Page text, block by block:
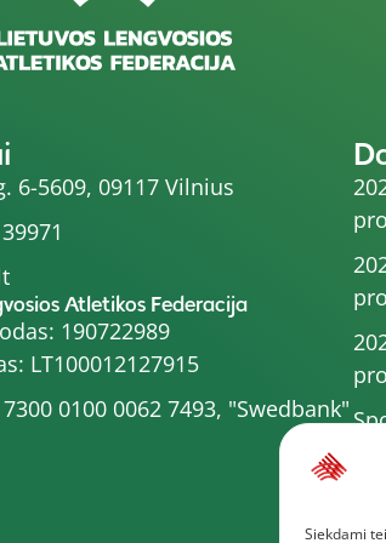
Siekdami
6-5609, 09117 Vilnius
Atletikos Federacija
190722989
LT100012127915
0100 0062 7493, "Swedbank"